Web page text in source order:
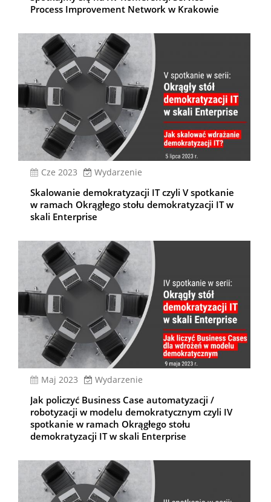
Process Improvement Network w Krakowie
cze 2023 Wydarzenie
Skalowanie demokratyzacji IT czyli V spotkanie
w ramach Okrągłego stołu demokratyzacji IT w
skali Enterprise
Maj 2023 Wydarzenie
Jak policzyć Business Case automatyzacji /
robotyzacji w modelu demokratycznym czyli IV
spotkanie w ramach Okrągłego stołu
demokratyzacji IT w skali Enterprise